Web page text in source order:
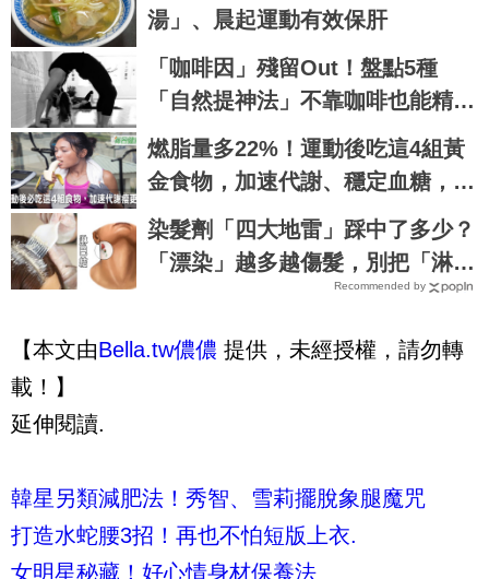
湯」、晨起運動有效保肝
「咖啡因」殘留Out！盤點5種
「自然提神法」不靠咖啡也能精神
百倍！
燃脂量多22%！運動後吃這4組黃
金食物，加速代謝、穩定血糖，免
挨餓更好瘦｜每日健康 Health
染髮劑「四大地雷」踩中了多少？
「漂染」越多越傷髮，別把「淋巴
癌」染上身！｜每日健康Health
Recommended by
【本文由Bella.tw儂儂 提供，未經授權，請勿轉
載！】
延伸閱讀.
韓星另類減肥法！秀智、雪莉擺脫象腿魔咒
打造水蛇腰3招！再也不怕短版上衣.
女明星秘藏！好心情身材保養法